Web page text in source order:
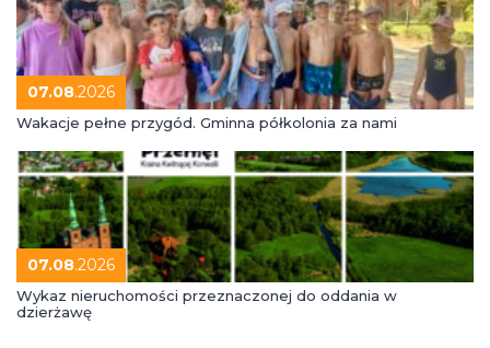
07.08.2026
Wakacje pełne przygód. Gminna półkolonia za nami
07.08.2026
Wykaz nieruchomości przeznaczonej do oddania w
dzierżawę